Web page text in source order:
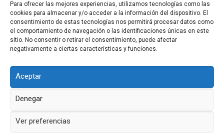
Para ofrecer las mejores experiencias, utilizamos tecnologías como las
cookies para almacenar y/o acceder a la información del dispositivo. El
consentimiento de estas tecnologías nos permitirá procesar datos como
el comportamiento de navegación o las identificaciones únicas en este
sitio. No consentir o retirar el consentimiento, puede afectar
negativamente a ciertas características y funciones.
Aceptar
Denegar
Ver preferencias
Política de privacidad
Política de cookies
Aviso legal
Contacto